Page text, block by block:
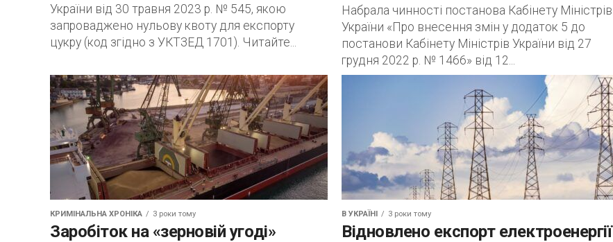
України від 30 травня 2023 р. № 545, якою
запроваджено нульову квоту для експорту
цукру (код згідно з УКТЗЕД 1701). Читайте...
Набрала чинності постанова Кабінету Міністрів
України «Про внесення змін у додаток 5 до
постанови Кабінету Міністрів України від 27
грудня 2022 р. № 1466» від 12...
КРИМІНАЛЬНА ХРОНІКА 3 роки тому
Заробіток на «зерновій угоді»
В УКРАЇНІ 3 роки тому
Відновлено експорт електроенергії